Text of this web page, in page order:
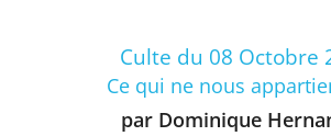
Culte du 08 Octobre
Ce qui ne nous
par Dominique